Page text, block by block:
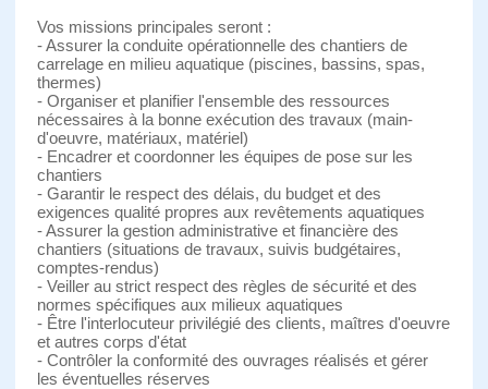
Vos missions principales seront :
- Assurer la conduite opérationnelle des chantiers de
carrelage en milieu aquatique (piscines, bassins, spas,
thermes)
- Organiser et planifier l'ensemble des ressources
nécessaires à la bonne exécution des travaux (main-
d'oeuvre, matériaux, matériel)
- Encadrer et coordonner les équipes de pose sur les
chantiers
- Garantir le respect des délais, du budget et des
exigences qualité propres aux revêtements aquatiques
- Assurer la gestion administrative et financière des
chantiers (situations de travaux, suivis budgétaires,
comptes-rendus)
- Veiller au strict respect des règles de sécurité et des
normes spécifiques aux milieux aquatiques
- Être l'interlocuteur privilégié des clients, maîtres d'oeuvre
et autres corps d'état
- Contrôler la conformité des ouvrages réalisés et gérer
les éventuelles réserves